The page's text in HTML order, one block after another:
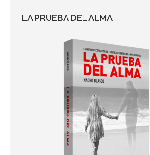
LA PRUEBA DEL ALMA